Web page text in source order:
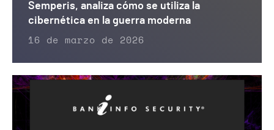
Semperis, analiza cómo se utiliza la
cibernética en la guerra moderna
16 de marzo de 2026